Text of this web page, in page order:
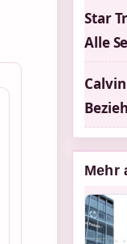
Star
Alle
Mehr